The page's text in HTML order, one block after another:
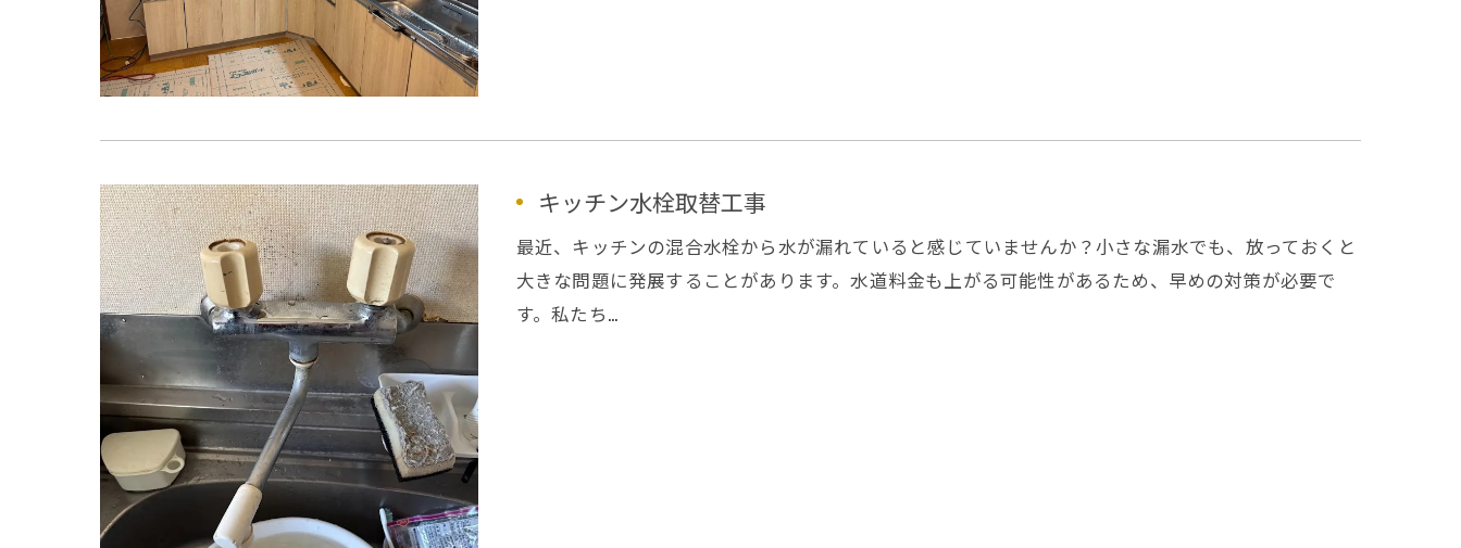
キッチン水栓取替工事
最近、キッチンの混合水栓から水が漏れていると感じていませんか？小さな漏水でも、放っておくと
大きな問題に発展することがあります。水道料金も上がる可能性があるため、早めの対策が必要で
す。私たち…